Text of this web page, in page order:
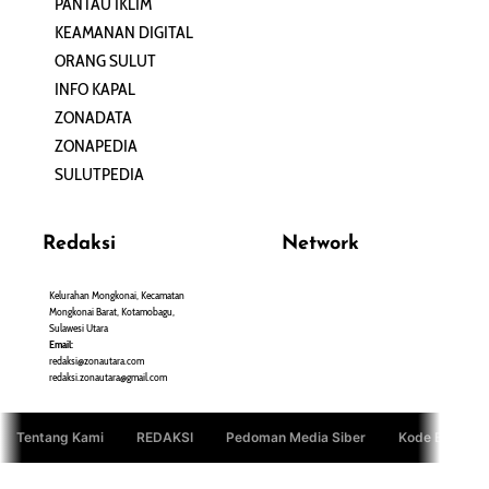
KEAMANAN DIGITAL
ORANG SULUT
INFO KAPAL
ZONADATA
ZONAPEDIA
SULUTPEDIA
Redaksi
Kelurahan Mongkonai, Kecamatan
Mongkonai Barat, Kotamobagu,
Sulawesi Utara
Email:
redaksi@zonautara.com
redaksi.zonautara@gmail.com
Network
Tentang Kami REDAKSI Pedoman Media Siber Kode Etik